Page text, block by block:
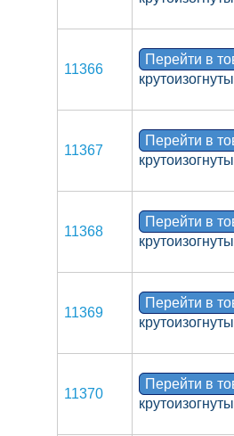
11366
Перейти в
11367
Перейти в
11368
Перейти в
11369
Перейти в
11370
Перейти в